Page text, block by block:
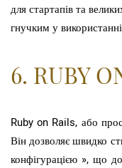
для стартапів та
гнучким у
6. RUBY
Ruby on Rails, або
Він дозволяє швидко
конфігурацією », що